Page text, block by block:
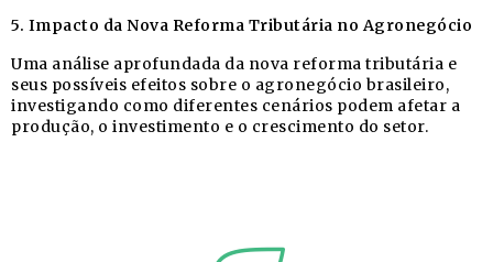
5. Impacto da Nova Reforma Tributária no Agronegócio
Uma análise aprofundada da nova reforma tributária e
seus possíveis efeitos sobre o agronegócio brasileiro,
investigando como diferentes cenários podem afetar a
produção, o investimento e o crescimento do setor.